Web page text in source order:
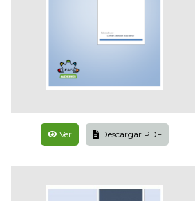
Ver Descargar PDF